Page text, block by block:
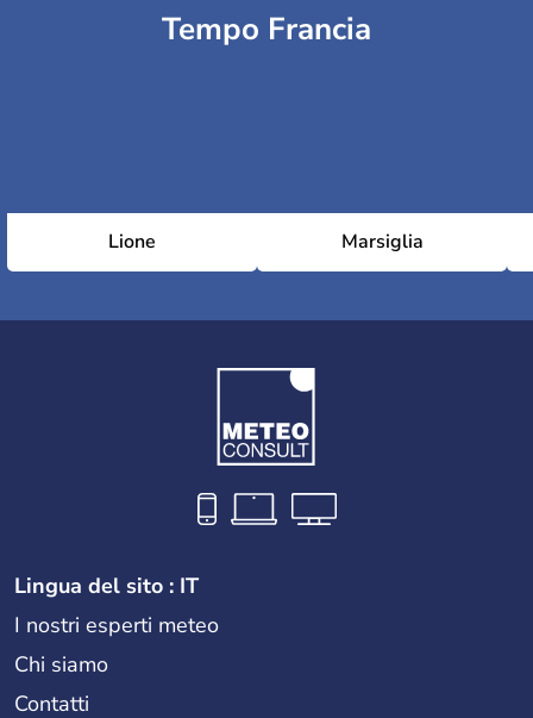
Tempo Francia
Lione Marsiglia
Lingua del sito : IT
I nostri esperti meteo
Chi siamo
Contatti